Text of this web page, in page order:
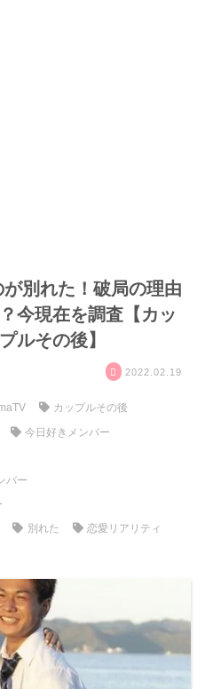
別れた！破局の理由
今現在を調査【カッ
ルその後】
2022.02.19
カップルその後
今日好きメンバー
バー
別れた
恋愛リアリティ